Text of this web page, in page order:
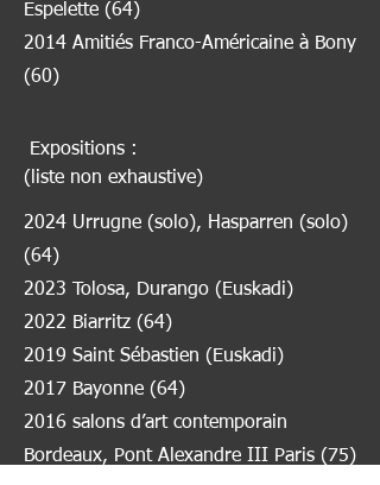
Espelette (64)
2014 Amitiés Franco-Américaine à Bony
(60)
Expositions :
(liste non exhaustive)
2024 Urrugne (solo), Hasparren (solo)
(64)
2023 Tolosa, Durango (Euskadi)
2022 Biarritz (64)
2019 Saint Sébastien (Euskadi)
2017 Bayonne (64)
2016 salons d’art contemporain
Bordeaux, Pont Alexandre III Paris (75)